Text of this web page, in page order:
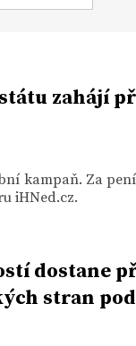
zahájí
kampaň. Za
iHNed.cz.
dostane
stran